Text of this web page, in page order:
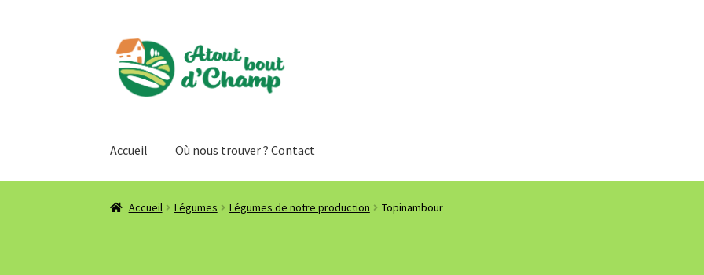
Aller
la
navigation
Aller
au
contenu
Accueil Où nous trouver ? Contact
Accueil Légumes Légumes de notre production Topinambour